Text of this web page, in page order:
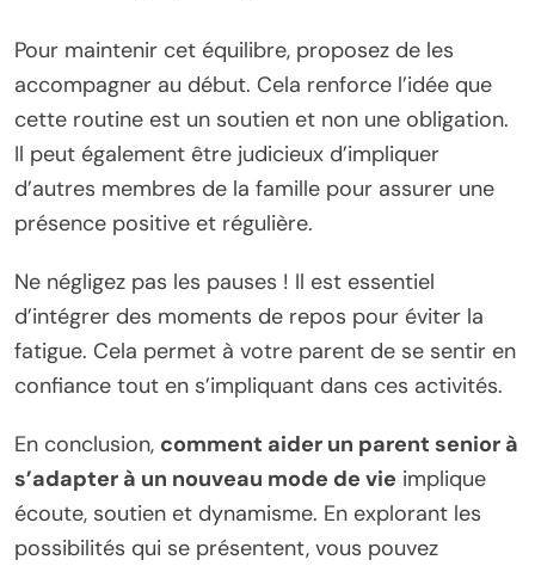
Pour maintenir cet équilibre, proposez de les
accompagner au début. Cela renforce l’idée que
cette routine est un soutien et non une obligation.
Il peut également être judicieux d’impliquer
d’autres membres de la famille pour assurer une
présence positive et régulière.
Ne négligez pas les pauses ! Il est essentiel
d’intégrer des moments de repos pour éviter la
fatigue. Cela permet à votre parent de se sentir en
confiance tout en s’impliquant dans ces activités.
En conclusion, comment aider un parent senior à
s’adapter à un nouveau mode de vie implique
écoute, soutien et dynamisme. En explorant les
possibilités qui se présentent, vous pouvez